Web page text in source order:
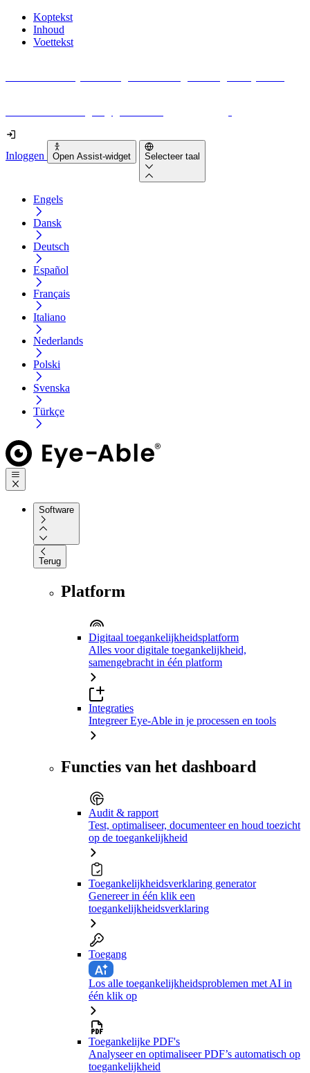
Koptekst
Inhoud
Voettekst
Inloggen Open Assist-widget Selecteer taal
Engels
Dansk
Deutsch
Español
Français
Italiano
Nederlands
Polski
Svenska
Türkçe
Software
Terug
Platform
Digitaal toegankelijkheidsplatform
Alles voor digitale toegankelijkheid,
samengebracht in één platform
Integraties
Integreer Eye-Able in je processen en tools
Functies van het dashboard
Audit & rapport
Test, optimaliseer, documenteer en houd toezicht
op de toegankelijkheid
Toegankelijkheidsverklaring generator
Genereer in één klik een
toegankelijkheidsverklaring
Toegang
Los alle toegankelijkheidsproblemen met AI in
één klik op
Toegankelijke PDF's
Analyseer en optimaliseer PDF’s automatisch op
toegankelijkheid